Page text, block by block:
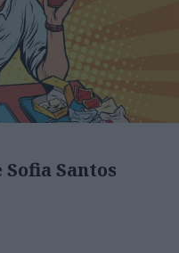
Santos